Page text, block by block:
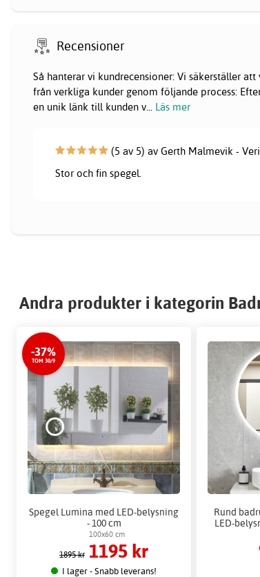
Recensioner
Så hanterar vi kundrecensioner: Vi säkerställer
från verkliga kunder genom följande process:
en unik länk till kunden v... Läs mer
(5 av 5) av Gerth Malmevik -
Stor och fin spegel.
Andra produkter i kategorin
-37%
TOM 30/9
Spegel Lumina med LED-belysning
- 100 cm
100x60 cm
1895 kr 1195 kr
I lager - Snabb leverans!
Rund
LED-